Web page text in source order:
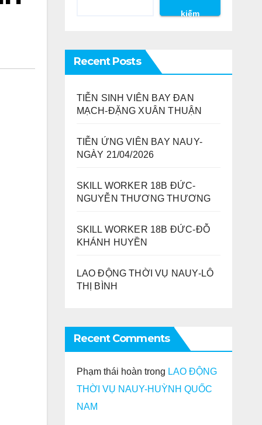
kiếm
Recent Posts
TIỄN SINH VIÊN BAY ĐAN
MẠCH-ĐẶNG XUÂN THUẬN
TIỄN ỨNG VIÊN BAY NAUY-
NGÀY 21/04/2026
SKILL WORKER 18B ĐỨC-
NGUYỄN THƯƠNG THƯƠNG
SKILL WORKER 18B ĐỨC-ĐỖ
KHÁNH HUYỀN
LAO ĐỘNG THỜI VỤ NAUY-LÔ
THỊ BÌNH
Recent Comments
Phạm thái hoàn trong LAO ĐỘNG
THỜI VỤ NAUY-HUỲNH QUỐC
NAM